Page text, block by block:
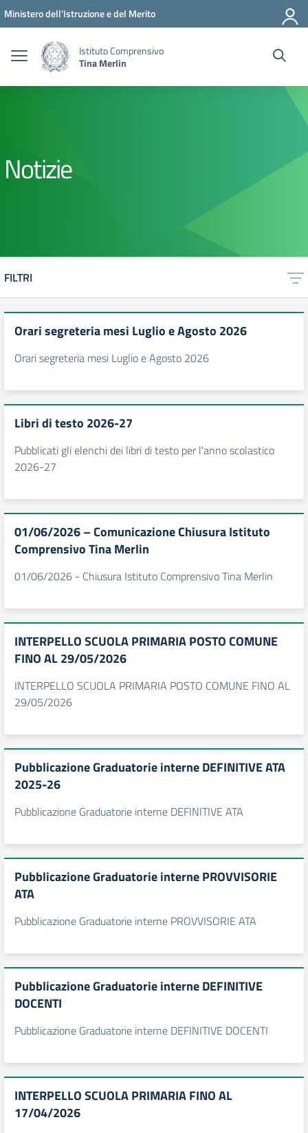
Vai ai contenuti
Vai al menu di navigazione
Vai al footer
Ministero dell'Istruzione e del Merito
Istituto Comprensivo
Tina Merlin
Notizie
FILTRI
Orari segreteria mesi Luglio e Agosto 2026
Orari segreteria mesi Luglio e Agosto 2026
Libri di testo 2026-27
Pubblicati gli elenchi dei libri di testo per l'anno scolastico
2026-27
01/06/2026 – Comunicazione Chiusura Istituto
Comprensivo Tina Merlin
01/06/2026 - Chiusura Istituto Comprensivo Tina Merlin
INTERPELLO SCUOLA PRIMARIA POSTO COMUNE
FINO AL 29/05/2026
INTERPELLO SCUOLA PRIMARIA POSTO COMUNE FINO AL
29/05/2026
Pubblicazione Graduatorie interne DEFINITIVE ATA
2025-26
Pubblicazione Graduatorie interne DEFINITIVE ATA
Pubblicazione Graduatorie interne PROVVISORIE
ATA
Pubblicazione Graduatorie interne PROVVISORIE ATA
Pubblicazione Graduatorie interne DEFINITIVE
DOCENTI
Pubblicazione Graduatorie interne DEFINITIVE DOCENTI
INTERPELLO SCUOLA PRIMARIA FINO AL
17/04/2026